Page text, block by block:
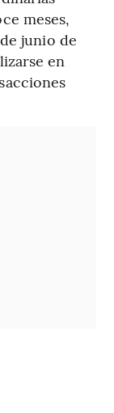
meses,
junio de
en